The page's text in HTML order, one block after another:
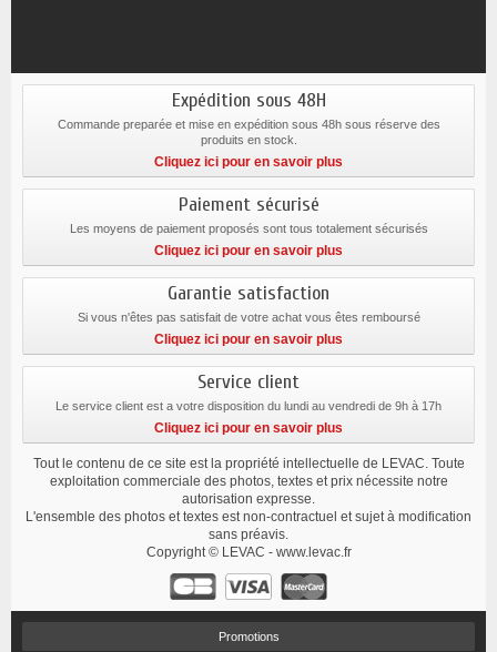
Expédition sous 48H
Commande preparée et mise en expédition sous 48h sous réserve des
produits en stock.
Cliquez ici pour en savoir plus
Paiement sécurisé
Les moyens de paiement proposés sont tous totalement sécurisés
Cliquez ici pour en savoir plus
Garantie satisfaction
Si vous n'êtes pas satisfait de votre achat vous êtes remboursé
Cliquez ici pour en savoir plus
Service client
Le service client est a votre disposition du lundi au vendredi de 9h à 17h
Cliquez ici pour en savoir plus
Tout le contenu de ce site est la propriété intellectuelle de LEVAC. Toute
exploitation commerciale des photos, textes et prix nécessite notre
autorisation expresse.
L'ensemble des photos et textes est non-contractuel et sujet à modification
sans préavis.
Copyright © LEVAC - www.levac.fr
Promotions